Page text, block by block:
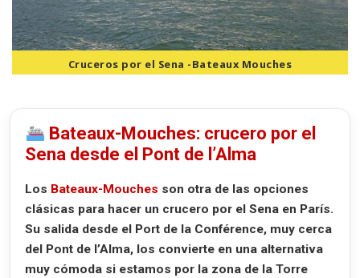
Cruceros por el Sena -Bateaux Mouches
Bateaux-Mouches: crucero por el
Sena desde el Pont de l’Alma
Los Bateaux-Mouches son otra de las opciones
clásicas para hacer un crucero por el Sena en París.
Su salida desde el Port de la Conférence, muy cerca
del Pont de l’Alma, los convierte en una alternativa
muy cómoda si estamos por la zona de la Torre